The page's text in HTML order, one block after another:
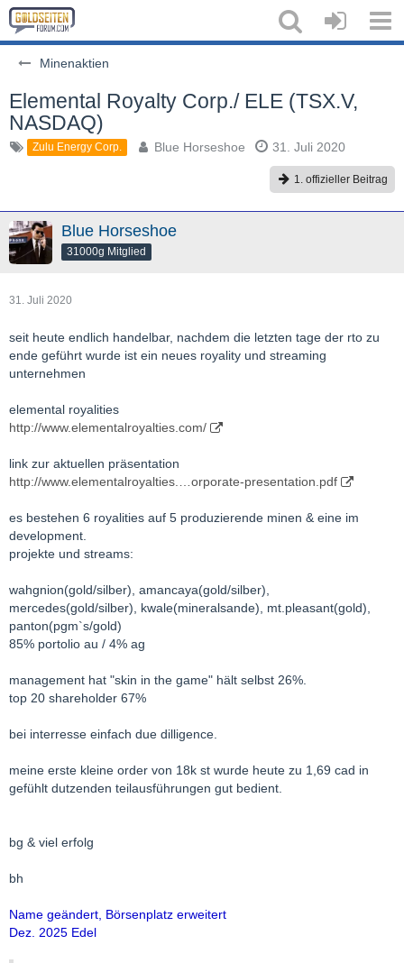
Minenaktien
Elemental Royalty Corp./ ELE (TSX.V,
NASDAQ)
Zulu Energy Corp. Blue Horseshoe 31. Juli 2020
1. offizieller Beitrag
Blue Horseshoe
31000g Mitglied
31. Juli 2020
seit heute endlich handelbar, nachdem die letzten tage der rto zu
ende geführt wurde ist ein neues royality und streaming
unternehmen
elemental royalities
http://www.elementalroyalties.com/
link zur aktuellen präsentation
http://www.elementalroyalties.…orporate-presentation.pdf
es bestehen 6 royalities auf 5 produzierende minen & eine im
development.
projekte und streams:
wahgnion(gold/silber), amancaya(gold/silber),
mercedes(gold/silber), kwale(mineralsande), mt.pleasant(gold),
panton(pgm`s/gold)
85% portolio au / 4% ag
management hat "skin in the game" hält selbst 26%.
top 20 shareholder 67%
bei interresse einfach due dilligence.
meine erste kleine order von 18k st wurde heute zu 1,69 cad in
gefühlt dutzenden teilausführungen gut bedient.
bg & viel erfolg
bh
Name geändert, Börsenplatz erweitert
Dez. 2025 Edel